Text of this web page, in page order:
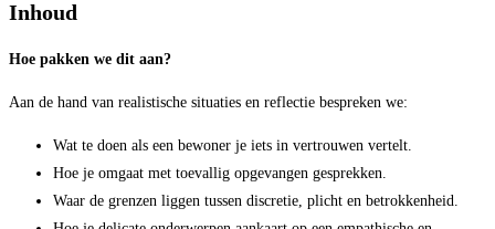
Inhoud
Hoe pakken we dit aan?
Aan de hand van realistische situaties en reflectie bespreken we:
Wat te doen als een bewoner je iets in vertrouwen vertelt.
Hoe je omgaat met toevallig opgevangen gesprekken.
Waar de grenzen liggen tussen discretie, plicht en betrokkenheid.